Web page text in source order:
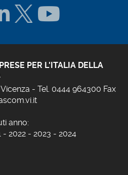
PER L'ITALIA DELLA
- Tel. 0444 964300 Fax
anno:
- 2022 - 2023 - 2024